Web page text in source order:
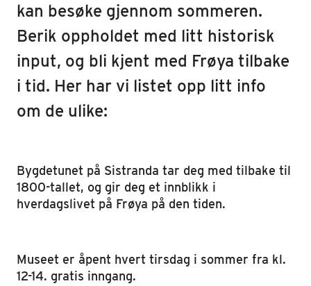
kan besøke gjennom sommeren.
Berik oppholdet med litt historisk
input, og bli kjent med Frøya tilbake
i tid. Her har vi listet opp litt info
om de ulike:
Bygdetunet på Sistranda tar deg med tilbake til
1800-tallet, og gir deg et innblikk i
hverdagslivet på Frøya på den tiden.
Museet er åpent hvert tirsdag i sommer fra kl.
12-14. gratis inngang.